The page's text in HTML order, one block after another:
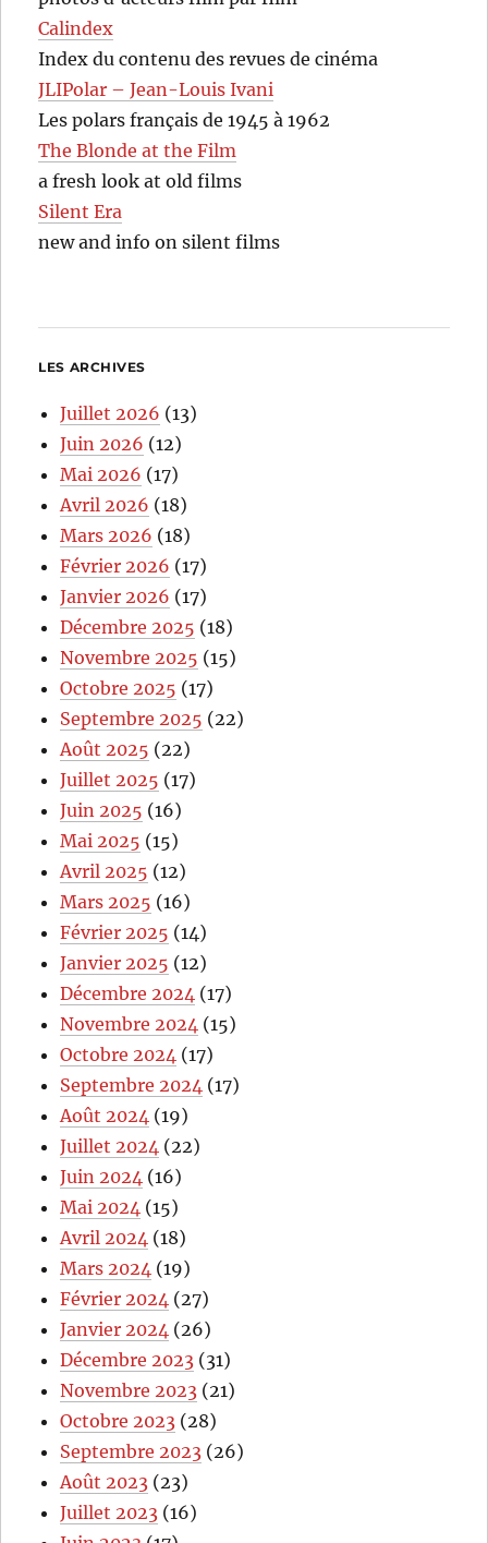
Calindex
Index du contenu des revues de cinéma
JLIPolar – Jean-Louis Ivani
Les polars français de 1945 à 1962
The Blonde at the Film
a fresh look at old films
Silent Era
new and info on silent films
LES ARCHIVES
Juillet 2026 (13)
Juin 2026 (12)
Mai 2026 (17)
Avril 2026 (18)
Mars 2026 (18)
Février 2026 (17)
Janvier 2026 (17)
Décembre 2025 (18)
Novembre 2025 (15)
Octobre 2025 (17)
Septembre 2025 (22)
Août 2025 (22)
Juillet 2025 (17)
Juin 2025 (16)
Mai 2025 (15)
Avril 2025 (12)
Mars 2025 (16)
Février 2025 (14)
Janvier 2025 (12)
Décembre 2024 (17)
Novembre 2024 (15)
Octobre 2024 (17)
Septembre 2024 (17)
Août 2024 (19)
Juillet 2024 (22)
Juin 2024 (16)
Mai 2024 (15)
Avril 2024 (18)
Mars 2024 (19)
Février 2024 (27)
Janvier 2024 (26)
Décembre 2023 (31)
Novembre 2023 (21)
Octobre 2023 (28)
Septembre 2023 (26)
Août 2023 (23)
Juillet 2023 (16)